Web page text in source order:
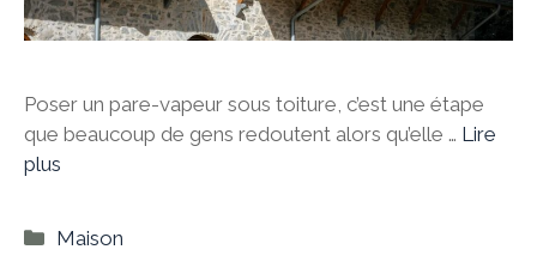
Poser un pare-vapeur sous toiture, c’est une étape
que beaucoup de gens redoutent alors qu’elle … Lire
plus
Catégories
Maison